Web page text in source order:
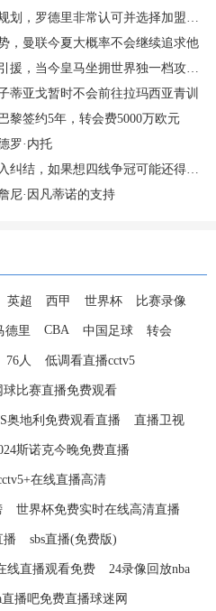
，罗德里非常认可并选择加盟巴萨
，曼联今夏大概率不会继续追求他
，当今皇马坐拥世界独一档攻击线
蒂亚戈暂时不会前往拉玛西亚青训
黎签约5年，转会费5000万欧元
罗·内托
结，如果想四线争冠可能还得买人
尼·因凡蒂诺的支持
英超 西甲 世界杯 比赛录像
德里 CBA 中国足球 转会
76人 低调看直播cctv5
球比赛直播免费观看
奥地利免费观看直播 直播卫视
斯诺克今晚免费直播
在线直播高清
世界杯免费实时在线高清直播
播 sbs直播(免费版)
线直播观看免费 24录像回放nba
直播吧免费直播球迷网